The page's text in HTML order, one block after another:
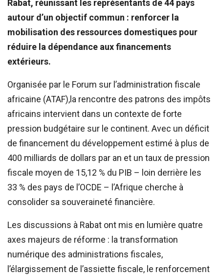
Rabat, réunissant les représentants de 44 pays
autour d’un objectif commun : renforcer la
mobilisation des ressources domestiques pour
réduire la dépendance aux financements
extérieurs.
Organisée par le Forum sur l’administration fiscale
africaine (ATAF),la rencontre des patrons des impôts
africains intervient dans un contexte de forte
pression budgétaire sur le continent. Avec un déficit
de financement du développement estimé à plus de
400 milliards de dollars par an et un taux de pression
fiscale moyen de 15,12 % du PIB – loin derrière les
33 % des pays de l’OCDE – l’Afrique cherche à
consolider sa souveraineté financière.
Les discussions à Rabat ont mis en lumière quatre
axes majeurs de réforme : la transformation
numérique des administrations fiscales,
l’élargissement de l’assiette fiscale, le renforcement